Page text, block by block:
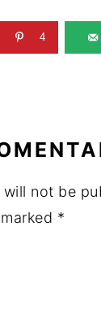
4
not be
*